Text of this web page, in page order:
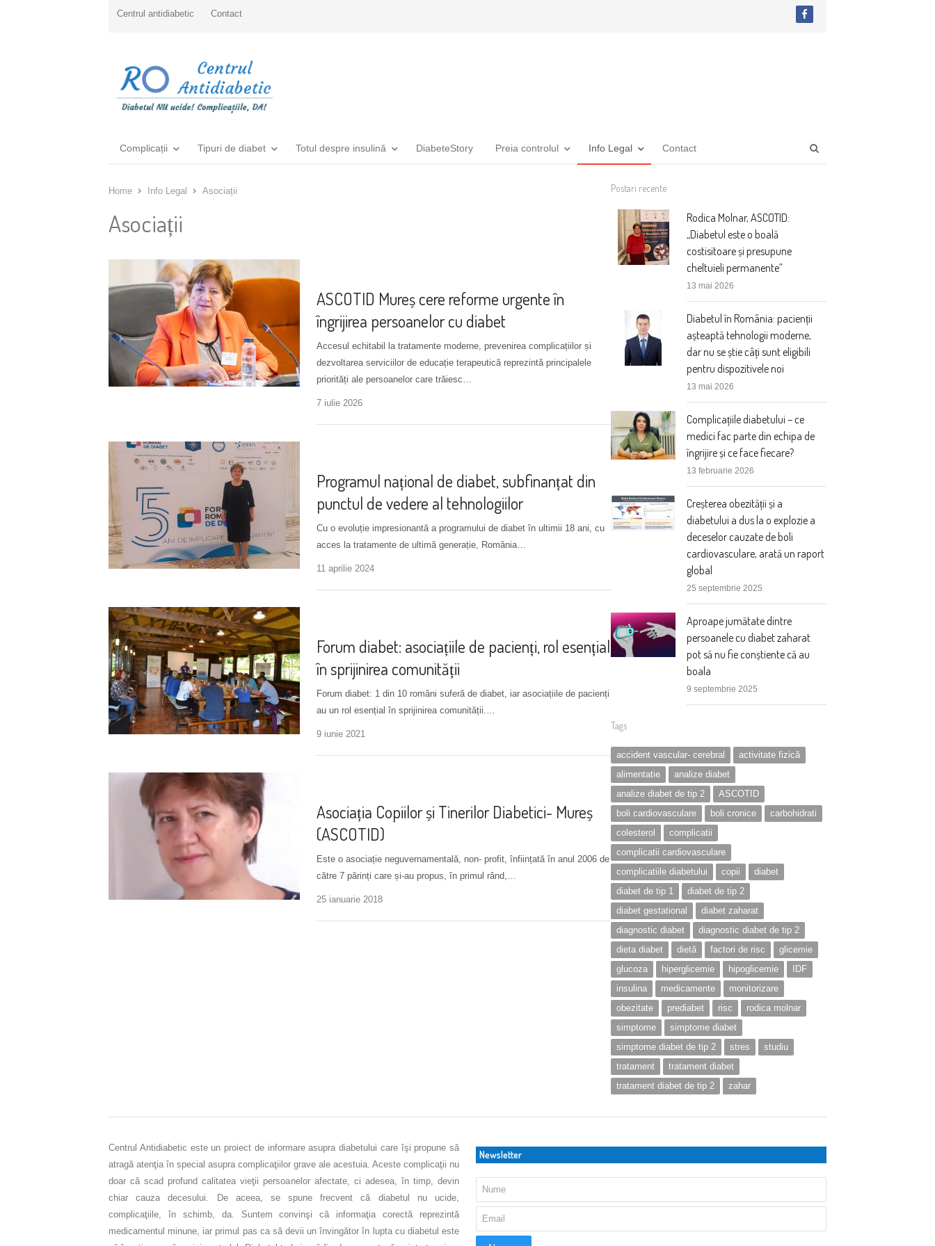
Centrul antidiabetic Contact
Complicații Tipuri de diabet Totul despre insulină DiabeteStory Preia controlul Info Legal Contact
Home
Info Legal Asociații
Asociații
ASCOTID Mureș cere reforme urgente în
îngrijirea persoanelor cu diabet
Accesul echitabil la tratamente moderne, prevenirea complicațiilor și
dezvoltarea serviciilor de educație terapeutică reprezintă principalele
priorități ale persoanelor care trăiesc…
7 iulie 2026
Programul național de diabet, subfinanțat din
punctul de vedere al tehnologiilor
Cu o evoluție impresionantă a programului de diabet în ultimii 18 ani, cu
acces la tratamente de ultimă generație, România…
11 aprilie 2024
Forum diabet: asociațiile de pacienți, rol esențial
în sprijinirea comunității
Forum diabet: 1 din 10 români suferă de diabet, iar asociațiile de pacienți
au un rol esențial în sprijinirea comunității.…
9 iunie 2021
Asociația Copiilor și Tinerilor Diabetici- Mureș
(ASCOTID)
Este o asociație neguvernamentală, non- profit, înființată în anul 2006 de
către 7 părinți care și-au propus, în primul rând,…
25 ianuarie 2018
Postari recente
Rodica Molnar, ASCOTID:
„Diabetul este o boală
costisitoare și presupune
cheltuieli permanente”
13 mai 2026
Diabetul în România: pacienții
așteaptă tehnologii moderne,
dar nu se știe câți sunt eligibili
pentru dispozitivele noi
13 mai 2026
Complicațiile diabetului – ce
medici fac parte din echipa de
îngrijire și ce face fiecare?
13 februarie 2026
Creșterea obezității și a
diabetului a dus la o explozie a
deceselor cauzate de boli
cardiovasculare, arată un raport
global
25 septembrie 2025
Aproape jumătate dintre
persoanele cu diabet zaharat
pot să nu fie conștiente că au
boala
9 septembrie 2025
Tags
accident vascular- cerebral
activitate fizică
alimentatie
analize diabet
analize diabet de tip 2
ASCOTID
boli cardiovasculare
boli cronice
carbohidrati
colesterol
complicatii
complicatii cardiovasculare
complicatiile diabetului
copii
diabet
diabet de tip 1
diabet de tip 2
diabet gestational
diabet zaharat
diagnostic diabet
diagnostic diabet de tip 2
dieta diabet
dietă factori de risc
glicemie
glucoza
hiperglicemie hipoglicemie
IDF
insulina
medicamente
monitorizare
obezitate
prediabet risc
rodica molnar
simptome
simptome diabet
simptome diabet de tip 2
stres
studiu
tratament
tratament diabet
tratament diabet de tip 2
zahar
Centrul Antidiabetic este un proiect de informare asupra diabetului care îşi propune să
atragă atenţia în special asupra complicaţiilor grave ale acestuia. Aceste complicaţii nu
doar că scad profund calitatea vieţii persoanelor afectate, ci adesea, în timp, devin
chiar cauza decesului. De aceea, se spune frecvent că diabetul nu ucide,
complicaţiile, în schimb, da. Suntem convinşi că informaţia corectă reprezintă
medicamentul minune, iar primul pas ca să devii un învingător în lupta cu diabetul este
Newsletter